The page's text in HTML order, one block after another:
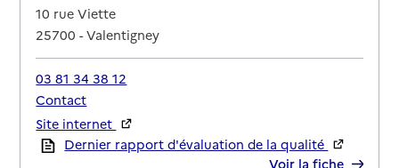
Adresse
10 rue Viette
25700-Valentigney
03 81 34 38 12
Contact
Site internet
Rapport HAS
Dernier rapport d'évaluation de la qualité
Voir la fiche